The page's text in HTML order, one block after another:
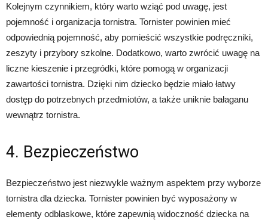
Kolejnym czynnikiem, który warto wziąć pod uwagę, jest
pojemność i organizacja tornistra. Tornister powinien mieć
odpowiednią pojemność, aby pomieścić wszystkie podręczniki,
zeszyty i przybory szkolne. Dodatkowo, warto zwrócić uwagę na
liczne kieszenie i przegródki, które pomogą w organizacji
zawartości tornistra. Dzięki nim dziecko będzie miało łatwy
dostęp do potrzebnych przedmiotów, a także uniknie bałaganu
wewnątrz tornistra.
4. Bezpieczeństwo
Bezpieczeństwo jest niezwykle ważnym aspektem przy wyborze
tornistra dla dziecka. Tornister powinien być wyposażony w
elementy odblaskowe, które zapewnią widoczność dziecka na